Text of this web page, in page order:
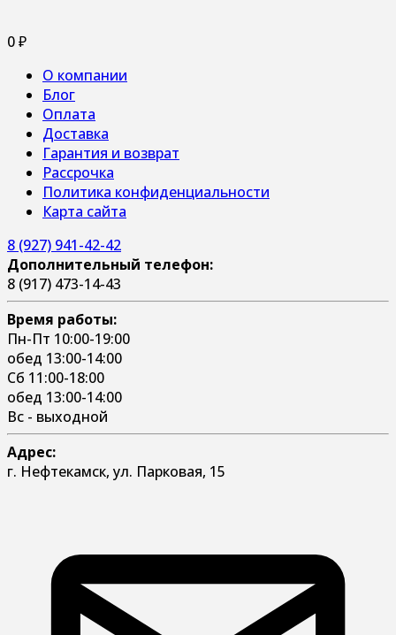
0₽
О компании
Блог
Оплата
Доставка
Гарантия и возврат
Рассрочка
Политика конфиденциальности
Карта сайта
8 (927) 941-42-42
Дополнительный телефон:
8 (917) 473-14-43
Время работы:
Пн-Пт 10:00-19:00
обед 13:00-14:00
Сб 11:00-18:00
обед 13:00-14:00
Вс - выходной
Адрес:
г. Нефтекамск, ул. Парковая, 15